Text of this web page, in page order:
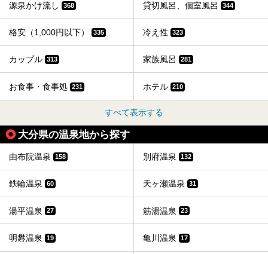
源泉かけ流し 368 貸切風呂、個室風呂 344
格安（1,000円以下） 335 冷え性 323
カップル 313 家族風呂 281
お食事・食事処 231 ホテル 210
すべて表示する
大分県の温泉地から探す
由布院温泉 158 別府温泉 132
鉄輪温泉 60 天ヶ瀬温泉 31
湯平温泉 27 筋湯温泉 23
明礬温泉 19 亀川温泉 17